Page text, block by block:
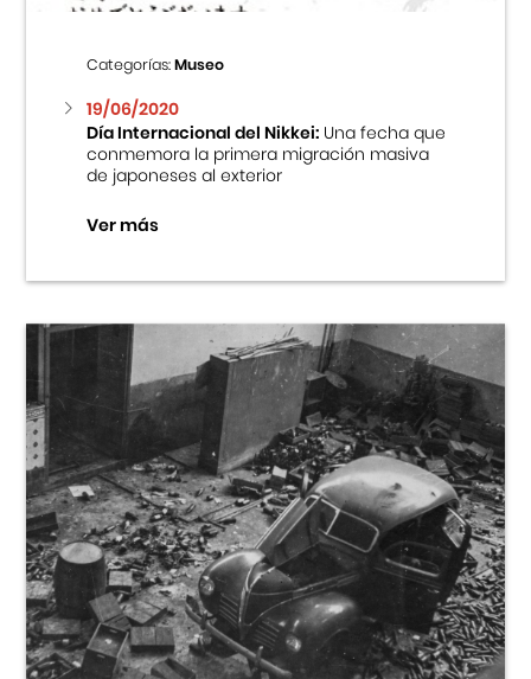
Categorías:Museo
19/06/2020
Día Internacional del Nikkei:Una fecha que
conmemora la primera migración masiva
de japoneses al exterior
Ver más